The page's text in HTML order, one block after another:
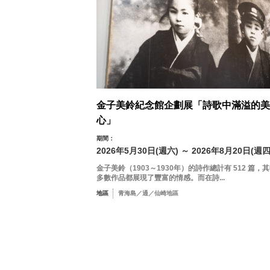
金子美鈴紀念館企劃展「詩歌中滿溢的
心」
期間：
2026年5月30日(週六) ～ 2026年8月20日(週
金子美鈴（1903～1930年）的詩作總計有 512 篇，
多數作品都展現了豐富的情感。而在詩...
地區 青海島／通／仙崎地區